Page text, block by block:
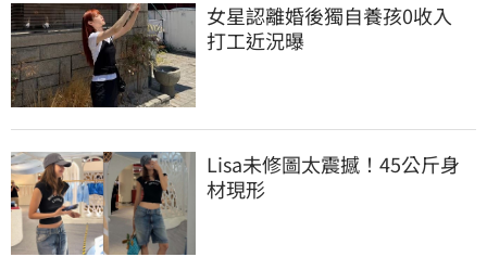
女星認離婚後獨自養孩0收入
打工近況曝
Lisa未修圖太震撼！45公斤身
材現形